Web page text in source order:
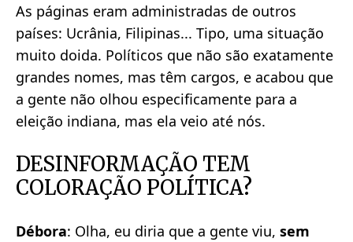
As páginas eram administradas de outros
países: Ucrânia, Filipinas... Tipo, uma situação
muito doida. Políticos que não são exatamente
grandes nomes, mas têm cargos, e acabou que
a gente não olhou especificamente para a
eleição indiana, mas ela veio até nós.
DESINFORMAÇÃO TEM
COLORAÇÃO POLÍTICA?
Débora: Olha, eu diria que a gente viu, sem